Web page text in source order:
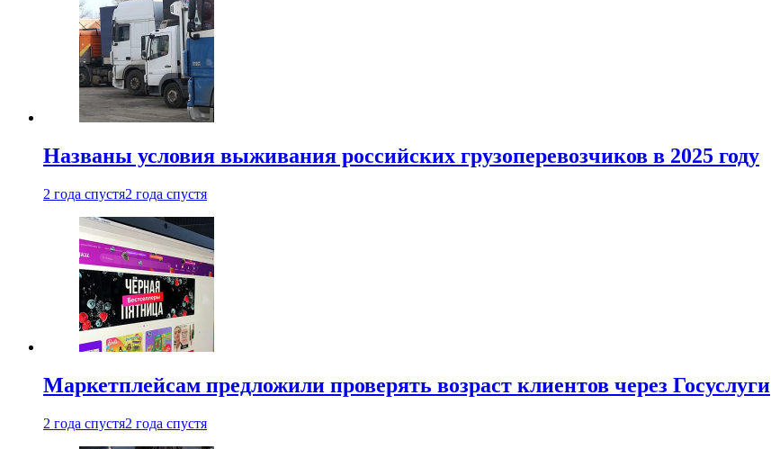
Названы условия выживания российских грузоперевозчиков в 2025 году
2 года спустя2 года спустя
Маркетплейсам предложили проверять возраст клиентов через Госуслуги
2 года спустя2 года спустя